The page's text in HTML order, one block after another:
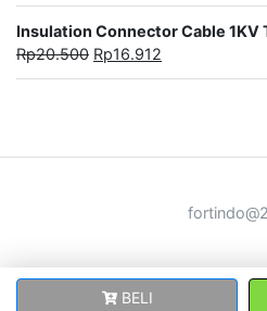
Insulation Connector Cable 1KV
Rp20.500 Rp16.912
BELI